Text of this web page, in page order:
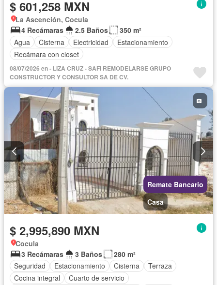
$ 601,258 MXN
La Ascención, Cocula
4 Recámaras
2.5 Baños
350 m²
Agua
Cisterna Electricidad
Estacionamiento
Recámara con closet
08/07/2026 en - LIZA CRUZ - SAFI REMODELARSE GRUPO
CONSTRUCTOR Y CONSULTOR SA DE CV.
Remate Bancario
Casa
$ 2,995,890 MXN
Cocula
3 Recámaras
3 Baños
280 m²
Seguridad
Estacionamiento Cisterna
Terraza
Cocina integral
Cuarto de servicio